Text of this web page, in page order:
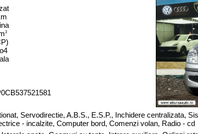
3
Servodirectie, A.B.S., E.S.P., Inchidere centralizata,
- incalzite, Computer bord, Comenzi volan, Radio - cd